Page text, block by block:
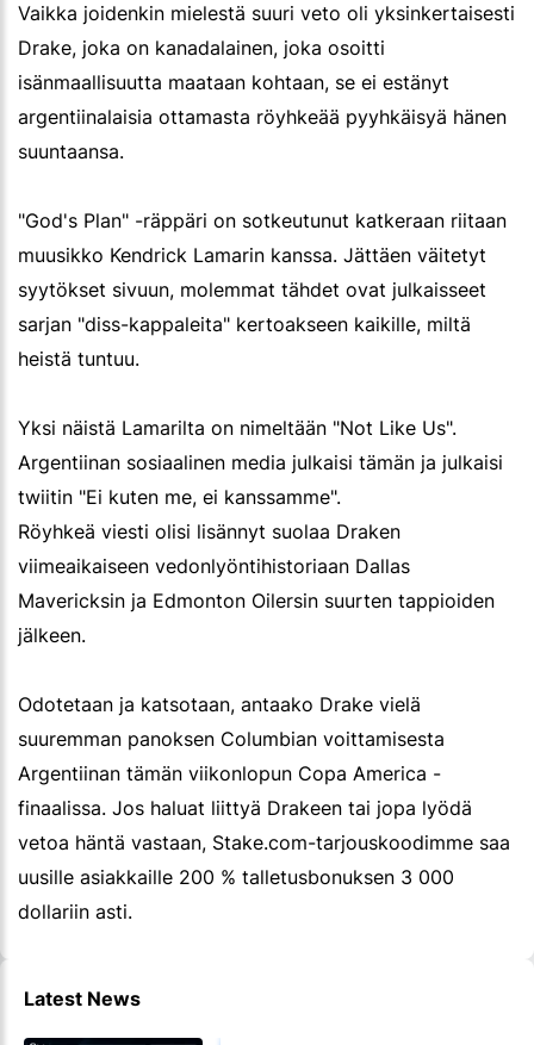
Vaikka joidenkin mielestä suuri veto oli yksinkertaisesti
Drake, joka on kanadalainen, joka osoitti
isänmaallisuutta maataan kohtaan, se ei estänyt
argentiinalaisia ottamasta röyhkeää pyyhkäisyä hänen
suuntaansa.
"God's Plan" -räppäri on sotkeutunut katkeraan riitaan
muusikko Kendrick Lamarin kanssa. Jättäen väitetyt
syytökset sivuun, molemmat tähdet ovat julkaisseet
sarjan "diss-kappaleita" kertoakseen kaikille, miltä
heistä tuntuu.
Yksi näistä Lamarilta on nimeltään "Not Like Us".
Argentiinan sosiaalinen media julkaisi tämän ja julkaisi
twiitin "Ei kuten me, ei kanssamme".
Röyhkeä viesti olisi lisännyt suolaa Draken
viimeaikaiseen vedonlyöntihistoriaan Dallas
Mavericksin ja Edmonton Oilersin suurten tappioiden
jälkeen.
Odotetaan ja katsotaan, antaako Drake vielä
suuremman panoksen Columbian voittamisesta
Argentiinan tämän viikonlopun Copa America -
finaalissa. Jos haluat liittyä Drakeen tai jopa lyödä
vetoa häntä vastaan, Stake.com-tarjouskoodimme saa
uusille asiakkaille 200 % talletusbonuksen 3 000
dollariin asti.
Latest News